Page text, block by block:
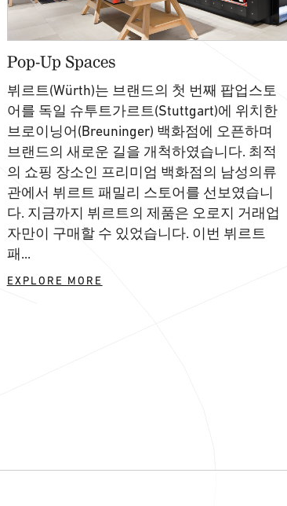
Pop-Up Spaces
뷔르트(Würth)는 브랜드의 첫 번째 팝업스토
어를 독일 슈투트가르트(Stuttgart)에 위치한
브로이닝어(Breuninger) 백화점에 오픈하며
브랜드의 새로운 길을 개척하였습니다. 최적
의 쇼핑 장소인 프리미엄 백화점의 남성의류
관에서 뷔르트 패밀리 스토어를 선보였습니
다. 지금까지 뷔르트의 제품은 오로지 거래업
자만이 구매할 수 있었습니다. 이번 뷔르트
패...
EXPLORE MORE